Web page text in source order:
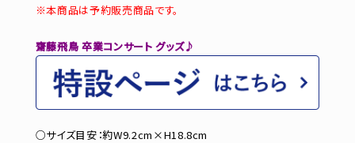
※本商品は予約販売商品です。
齋藤飛鳥 卒業コンサート グッズ♪
○サイズ目安：約W9.2cm×H18.8cm